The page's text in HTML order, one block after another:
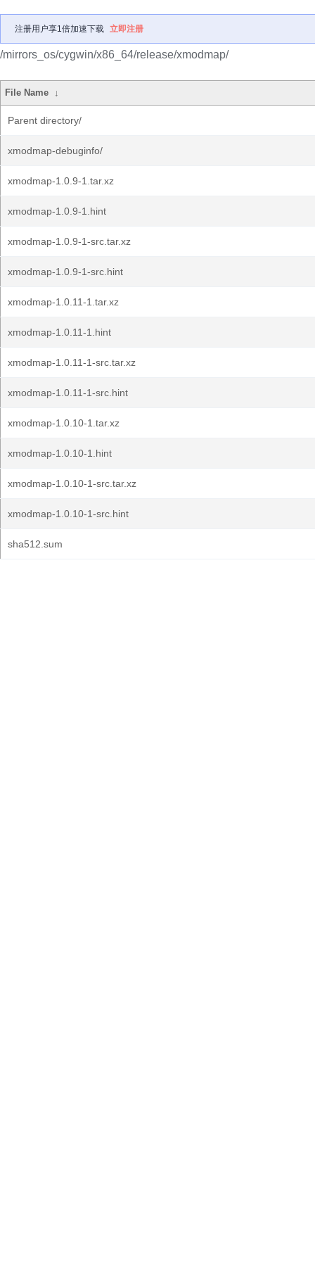
注册用户享1倍加速下载 立即注册
/mirrors_os/cygwin/x86_64/release/xmodmap/
File Name ↓
Parent directory/
xmodmap-debuginfo/
xmodmap-1.0.9-1.tar.xz
xmodmap-1.0.9-1.hint
xmodmap-1.0.9-1-src.tar.xz
xmodmap-1.0.9-1-src.hint
xmodmap-1.0.11-1.tar.xz
xmodmap-1.0.11-1.hint
xmodmap-1.0.11-1-src.tar.xz
xmodmap-1.0.11-1-src.hint
xmodmap-1.0.10-1.tar.xz
xmodmap-1.0.10-1.hint
xmodmap-1.0.10-1-src.tar.xz
xmodmap-1.0.10-1-src.hint
sha512.sum